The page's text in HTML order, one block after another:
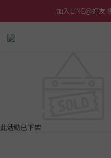
加入LINE@好友
此活動已下架